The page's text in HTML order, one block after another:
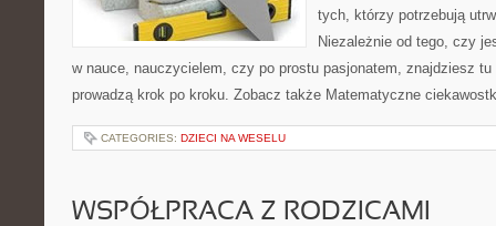
tych, którzy potrzebują
Niezależnie od tego, czy
w nauce, nauczycielem, czy po prostu pasjonatem, znajdziesz tu
prowadzą krok po kroku. Zobacz także Matematyczne
CATEGORIES: DZIECI NA WESELU
WSPÓŁPRACA Z RODZICAMI